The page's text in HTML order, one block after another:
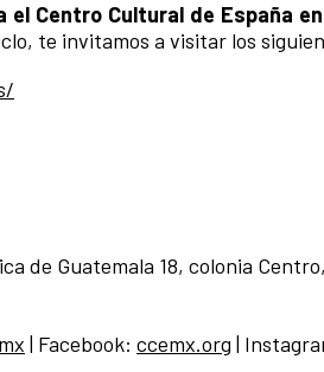
Centro Cultural de España
te invitamos a visitar los
de Guatemala 18, colonia
| Facebook: ccemx.org |